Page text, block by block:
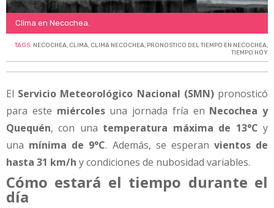
Clima en Necochea.
TAGS: NECOCHEA, CLIMA, CLIMA NECOCHEA, PRONOSTICO DEL TIEMPO EN NECOCHEA,
TIEMPO HOY
El Servicio Meteorológico Nacional (SMN)pronosticó
para este miércolesuna jornada fría en Necochea y
Quequén, con una temperatura máxima de 13°C y
una mínima de 9°C. Además, se esperan vientos de
hasta 31 km/h y condiciones de nubosidad variables.
Cómo estará el tiempo durante el
día